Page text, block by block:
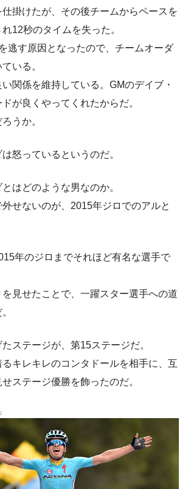
掛けたが、その後チームからペースを
12秒のタイムを失った。
逃す原因となったので、チームオーダ
いる。
い関係を維持している。GMのデイブ・
が良くやってくれたからだ。
うか。
怒っているというのだ。
はどのような男なのか。
せないのが、2015年ジロでのアルと
年のジロまでそれほど有名な選手で
見せたことで、一躍スター選手への道
ステージが、第15ステージだ。
キレキレのコンタドールを相手に、互
ステージ優勝を飾ったのだ。